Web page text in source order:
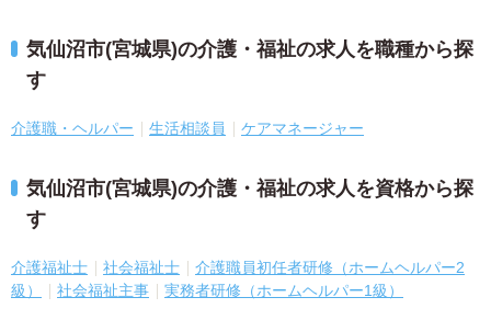
気仙沼市(宮城県)の介護・福祉の求人を職種から探
す
介護職・ヘルパー 生活相談員 ケアマネージャー
気仙沼市(宮城県)の介護・福祉の求人を資格から探
す
介護福祉士 社会福祉士
介護職員初任者研修（ホームヘルパー2
級）
社会福祉主事 実務者研修（ホームヘルパー1級）